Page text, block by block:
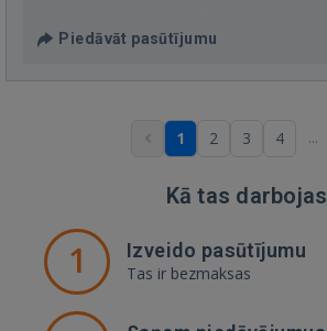
Piedāvāt pasūtījumu
1 2 3 4 ...
Kā tas darbojas
1 Izveido pasūtījumu
Tas ir bezmaksas